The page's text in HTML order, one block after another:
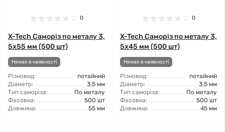
0
X-Tech Саморіз по металу 3,
5x55 мм (500 шт)
Немає в наявності
Різновид:
потайний
Діаметр:
3,5 мм
Тип саморіза:
По металу
Фасовка:
500 шт
Довжина:
55 мм
0
X-Tech Саморіз по металу 3,
5x45 мм (500 шт)
Немає в наявності
Різновид:
потайний
Діаметр:
3,5 мм
Тип саморіза:
По металу
Фасовка:
500 шт
Довжина:
45 мм